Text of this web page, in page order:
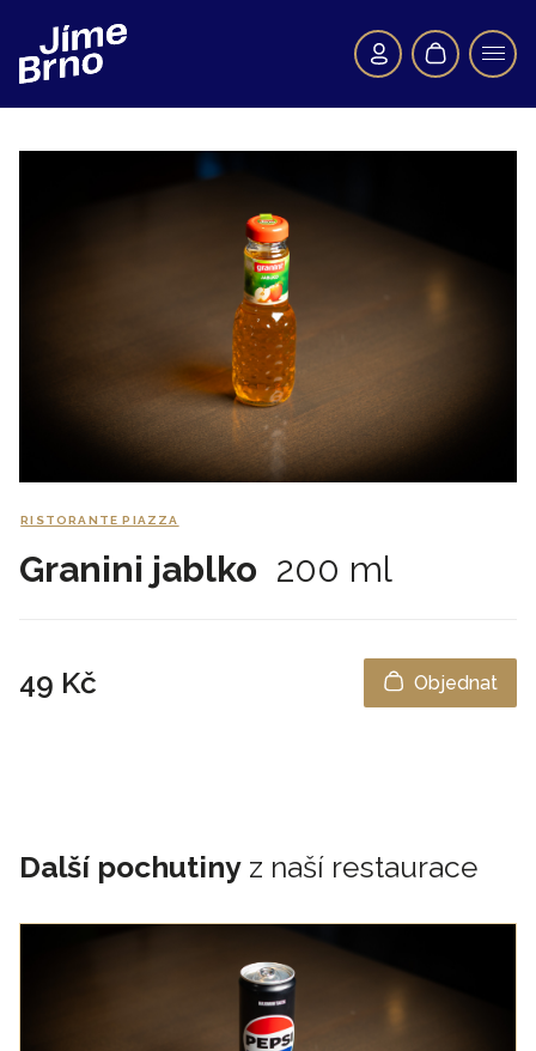
RISTORANTE PIAZZA
Granini jablko 200 ml
49 Kč Objednat
Další pochutiny z naší restaurace